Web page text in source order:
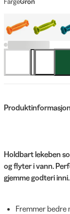
Holdbart lekeben
og flyter i vann.
gjemme godteri inni.
Fremmer bedre